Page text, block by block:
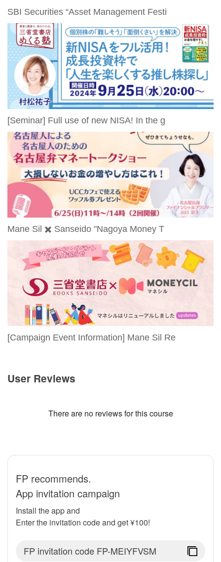
SBI Securities “Asset Management Festi
[Seminar] Full use of new NISA! In the g
Mane Sil ✖️ Sanseido "Nagoya Money T
[Campaign Event Information] Mane Sil Re
User Reviews
There are no reviews for this course
FP recommends.
App invitation campaign
Install the app and
Enter the invitation code and get ¥100!
FP invitation code FP-MEIYFVSM